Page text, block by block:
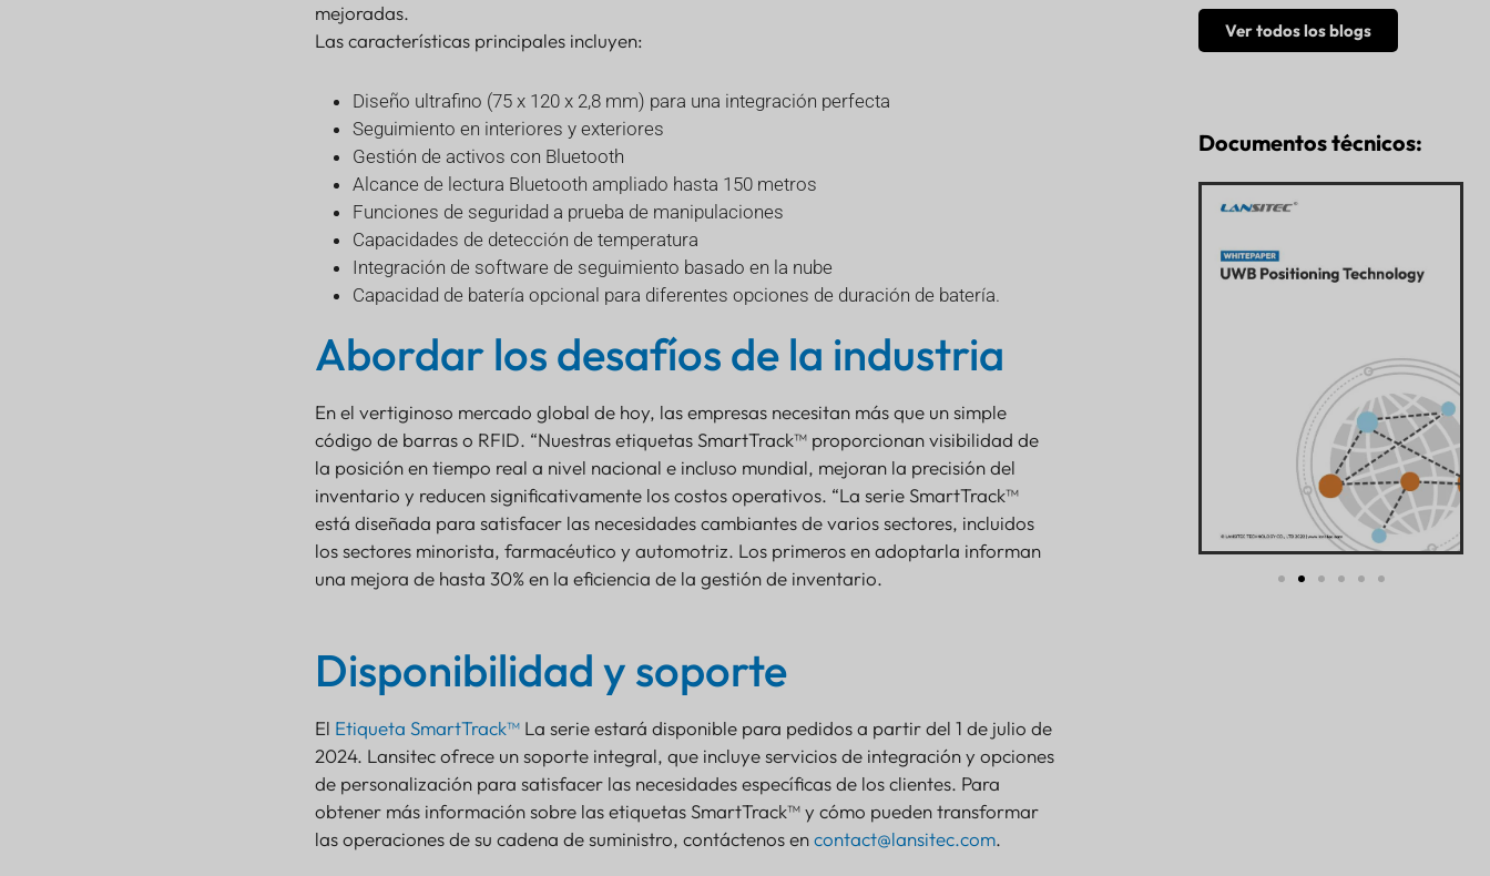
mejoradas.
Las características principales incluyen:
Diseño ultrafino (75 x 120 x 2,8 mm) para una integración perfecta
Seguimiento en interiores y exteriores
Gestión de activos con Bluetooth
Alcance de lectura Bluetooth ampliado hasta 150 metros
Funciones de seguridad a prueba de manipulaciones
Capacidades de detección de temperatura
Integración de software de seguimiento basado en la nube
Capacidad de batería opcional para diferentes opciones de duración de batería.
Abordar los desafíos de la industria
En el vertiginoso mercado global de hoy, las empresas necesitan más que un simple
código de barras o RFID. “Nuestras etiquetas SmartTrack™ proporcionan visibilidad de
la posición en tiempo real a nivel nacional e incluso mundial, mejoran la precisión del
inventario y reducen significativamente los costos operativos. “La serie SmartTrack™
está diseñada para satisfacer las necesidades cambiantes de varios sectores, incluidos
los sectores minorista, farmacéutico y automotriz. Los primeros en adoptarla informan
una mejora de hasta 30% en la eficiencia de la gestión de inventario.
Disponibilidad y soporte
El Etiqueta SmartTrack™La serie estará disponible para pedidos a partir del 1 de julio de
2024. Lansitec ofrece un soporte integral, que incluye servicios de integración y opciones
de personalización para satisfacer las necesidades específicas de los clientes. Para
obtener más información sobre las etiquetas SmartTrack™ y cómo pueden transformar
las operaciones de su cadena de suministro, contáctenos encontact@lansitec.com.
Ver todos los blogs
Documentos técnicos: